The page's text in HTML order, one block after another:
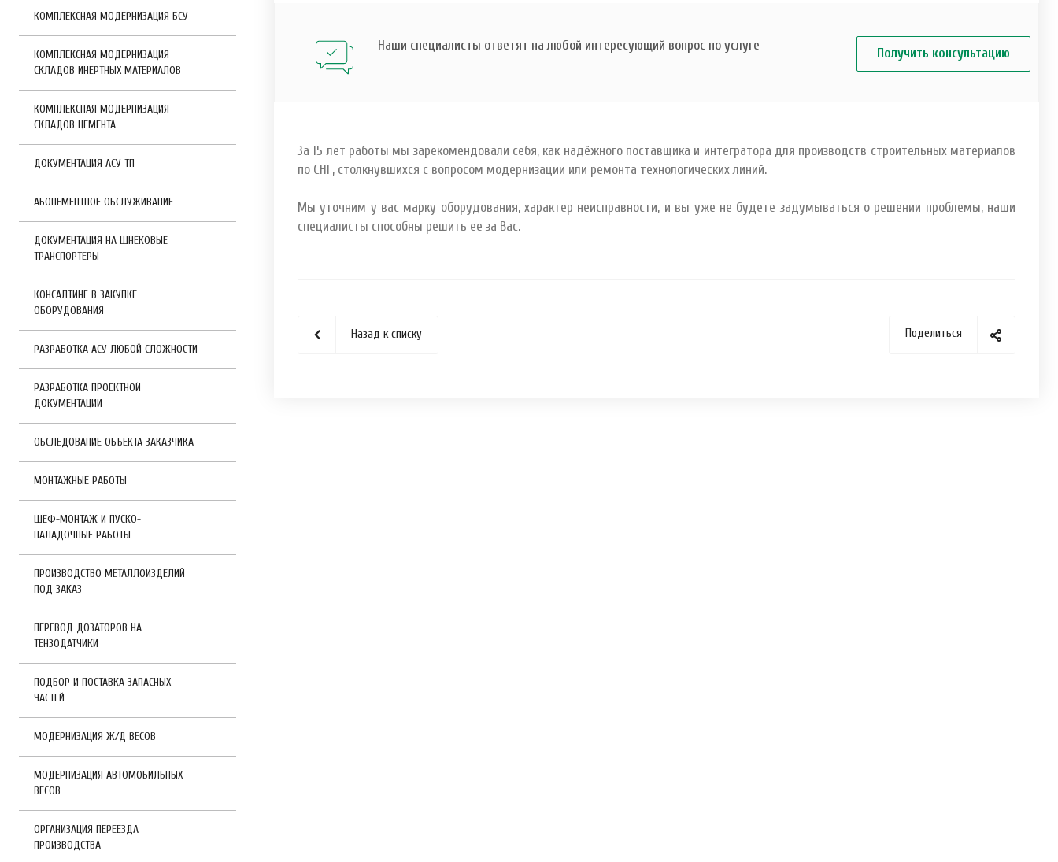
Наши специалисты ответят на любой интересующий вопрос по услуге
Получить консультацию
За 15 лет работы мы зарекомендовали себя, как надёжного поставщика и интегратора для производств строительных материалов
по СНГ, столкнувшихся с вопросом модернизации или ремонта технологических линий.
Мы уточним у вас марку оборудования, характер неисправности, и вы уже не будете задумываться о решении проблемы, наши
специалисты способны решить ее за Вас.
Поделиться
Назад к списку
КОМПЛЕКСНАЯ МОДЕРНИЗАЦИЯ БСУ
КОМПЛЕКСНАЯ МОДЕРНИЗАЦИЯ
СКЛАДОВ ИНЕРТНЫХ МАТЕРИАЛОВ
КОМПЛЕКСНАЯ МОДЕРНИЗАЦИЯ
СКЛАДОВ ЦЕМЕНТА
ДОКУМЕНТАЦИЯ АСУ ТП
АБОНЕМЕНТНОЕ ОБСЛУЖИВАНИЕ
ДОКУМЕНТАЦИЯ НА ШНЕКОВЫЕ
ТРАНСПОРТЕРЫ
КОНСАЛТИНГ В ЗАКУПКЕ
ОБОРУДОВАНИЯ
РАЗРАБОТКА АСУ ЛЮБОЙ СЛОЖНОСТИ
РАЗРАБОТКА ПРОЕКТНОЙ
ДОКУМЕНТАЦИИ
ОБСЛЕДОВАНИЕ ОБЪЕКТА ЗАКАЗЧИКА
МОНТАЖНЫЕ РАБОТЫ
ШЕФ-МОНТАЖ И ПУСКО-
НАЛАДОЧНЫЕ РАБОТЫ
ПРОИЗВОДСТВО МЕТАЛЛОИЗДЕЛИЙ
ПОД ЗАКАЗ
ПЕРЕВОД ДОЗАТОРОВ НА
ТЕНЗОДАТЧИКИ
ПОДБОР И ПОСТАВКА ЗАПАСНЫХ
ЧАСТЕЙ
МОДЕРНИЗАЦИЯ Ж/Д ВЕСОВ
МОДЕРНИЗАЦИЯ АВТОМОБИЛЬНЫХ
ВЕСОВ
ОРГАНИЗАЦИЯ ПЕРЕЕЗДА
ПРОИЗВОДСТВА